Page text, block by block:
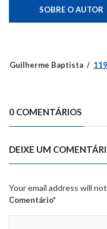
SOBRE O AUTOR
Guilherme Baptista
0 COMENTÁRIOS
DEIXE UM
Your email address will
Comentário*